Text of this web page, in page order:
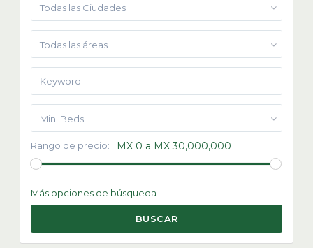
Todas las Ciudades
Todas las áreas
Min. Beds
Rango de precio: MX 0 a MX 30,000,000
Más opciones de búsqueda
BUSCAR